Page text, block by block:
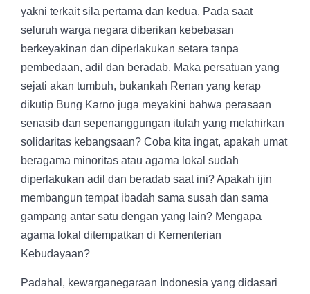
yakni terkait sila pertama dan kedua. Pada saat
seluruh warga negara diberikan kebebasan
berkeyakinan dan diperlakukan setara tanpa
pembedaan, adil dan beradab. Maka persatuan yang
sejati akan tumbuh, bukankah Renan yang kerap
dikutip Bung Karno juga meyakini bahwa perasaan
senasib dan sepenanggungan itulah yang melahirkan
solidaritas kebangsaan? Coba kita ingat, apakah umat
beragama minoritas atau agama lokal sudah
diperlakukan adil dan beradab saat ini? Apakah ijin
membangun tempat ibadah sama susah dan sama
gampang antar satu dengan yang lain? Mengapa
agama lokal ditempatkan di Kementerian
Kebudayaan?
Padahal, kewarganegaraan Indonesia yang didasari